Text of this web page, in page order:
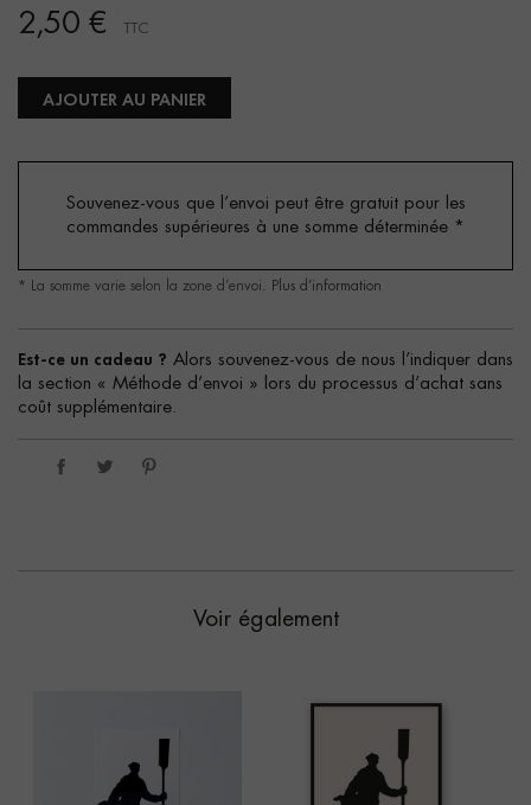
2,50 € TTC
AJOUTER AU PANIER
Souvenez-vous que l’envoi peut être gratuit pour les
commandes supérieures à une somme déterminée *
* La somme varie selon la zone d’envoi. Plus d’information
Est-ce un cadeau ? Alors souvenez-vous de nous l’indiquer dans
la section « Méthode d’envoi » lors du processus d’achat sans
coût supplémentaire.
Voir également